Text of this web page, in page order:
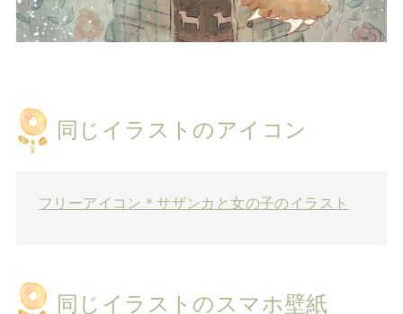
同じイラストのアイコン
フリーアイコン＊サザンカと女の子のイラスト
同じイラストのスマホ壁紙